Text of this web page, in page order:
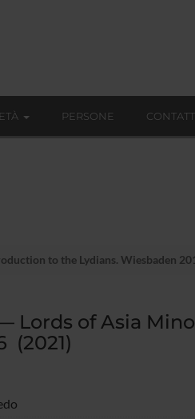
PERSONE CONTATTI
to the Lydians. Wiesbaden
Lords of Asia
(2021)